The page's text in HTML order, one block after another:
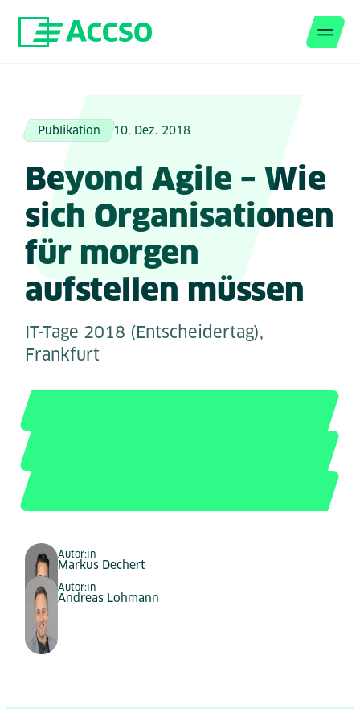
Publikation 10. Dez. 2018
Beyond Agile – Wie
sich Organisationen
für morgen
aufstellen müssen
IT-Tage 2018 (Entscheidertag),
Frankfurt
Autor:in
Markus Dechert
Autor:in
Andreas Lohmann